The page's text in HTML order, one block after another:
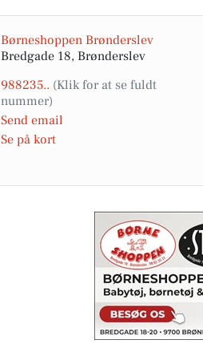
Børneshoppen Brønderslev
Bredgade 18, Brønderslev
988235..
Send email
Se på kort